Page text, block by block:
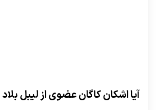
آیا اشکان کاگان عضوی از لیبل